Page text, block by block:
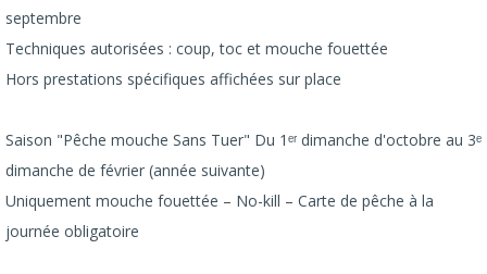
septembre
Techniques autorisées : coup, toc et mouche fouettée
Hors prestations spécifiques affichées sur place
Saison "Pêche mouche Sans Tuer" Du 1ᵉʳ dimanche d'octobre au 3ᵉ
dimanche de février (année suivante)
Uniquement mouche fouettée – No-kill – Carte de pêche à la
journée obligatoire